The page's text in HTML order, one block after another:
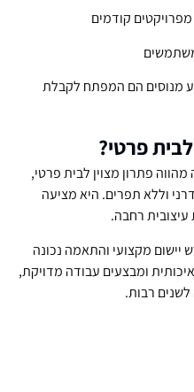
קודמים
מנוסים הם המפתח לקבלת
פרטי?
פתרון מצוין לבית פרטי,
וללא תפרים. היא מציעה
רחבה.
מקצועי והתאמה נכונה
ומבצעים עבודה מדויקת,
רבות.